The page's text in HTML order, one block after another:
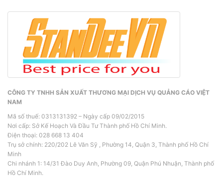
CÔNG TY TNHH SẢN XUẤT THƯƠNG MẠI DỊCH VỤ QUẢNG CÁO VIỆT
NAM
Mã số thuế: 0313131392 – Ngày cấp 09/02/2015
Nơi cấp: Sở Kế Hoạch Và Đầu Tư Thành phố Hồ Chí Minh.
Điện thoại: 028 668 13 404
Trụ sở chính: 220/202 Lê Văn Sỹ , Phường 14, Quận 3, Thành phố Hồ Chí
Minh
Chi nhánh 1: 14/31 Đào Duy Anh, Phường 09, Quận Phú Nhuận, Thành phố
Hồ Chí Minh.